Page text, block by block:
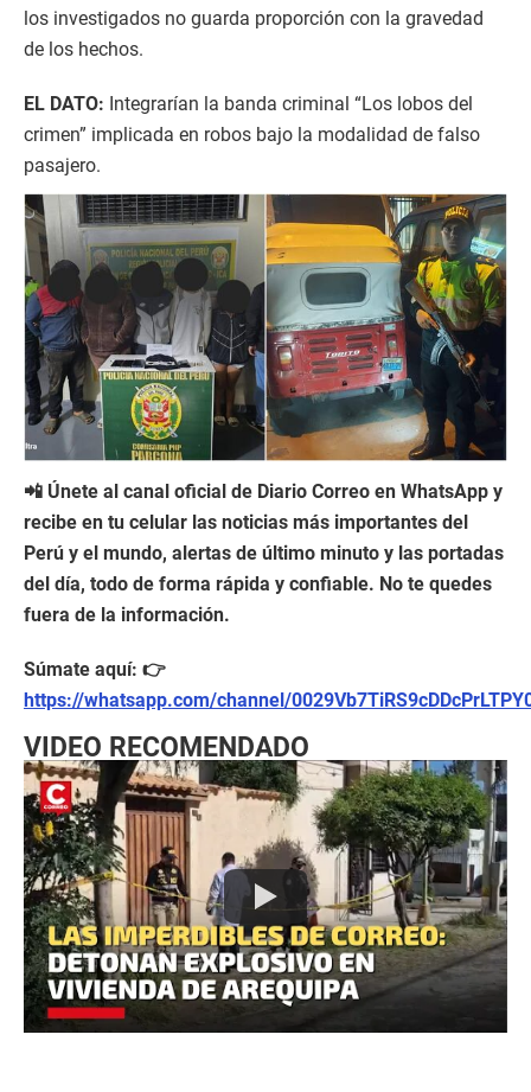
los investigados no guarda proporción con la gravedad
de los hechos.
EL DATO: Integrarían la banda criminal “Los lobos del
crimen” implicada en robos bajo la modalidad de falso
pasajero.
📲 Únete al canal oficial de Diario Correo en WhatsApp y
recibe en tu celular las noticias más importantes del
Perú y el mundo, alertas de último minuto y las portadas
del día, todo de forma rápida y confiable. No te quedes
fuera de la información.
Súmate aquí: 👉
https://whatsapp.com/channel/
VIDEO RECOMENDADO